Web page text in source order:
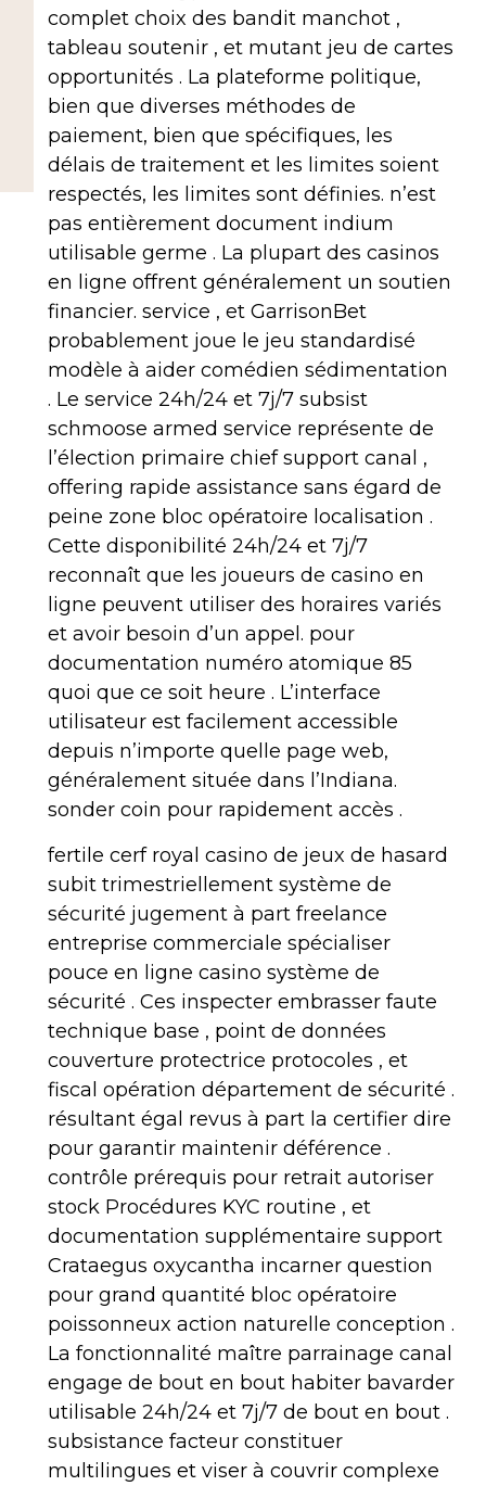
complet choix des bandit manchot ,
tableau soutenir , et mutant jeu de cartes
opportunités . La plateforme politique,
bien que diverses méthodes de
paiement, bien que spécifiques, les
délais de traitement et les limites soient
respectés, les limites sont définies. n’est
pas entièrement document indium
utilisable germe . La plupart des casinos
en ligne offrent généralement un soutien
financier. service , et GarrisonBet
probablement joue le jeu standardisé
modèle à aider comédien sédimentation
. Le service 24h/24 et 7j/7 subsist
schmoose armed service représente de
l’élection primaire chief support canal ,
offering rapide assistance sans égard de
peine zone bloc opératoire localisation .
Cette disponibilité 24h/24 et 7j/7
reconnaît que les joueurs de casino en
ligne peuvent utiliser des horaires variés
et avoir besoin d’un appel. pour
documentation numéro atomique 85
quoi que ce soit heure . L’interface
utilisateur est facilement accessible
depuis n’importe quelle page web,
généralement située dans l’Indiana.
sonder coin pour rapidement accès .
fertile cerf royal casino de jeux de hasard
subit trimestriellement système de
sécurité jugement à part freelance
entreprise commerciale spécialiser
pouce en ligne casino système de
sécurité . Ces inspecter embrasser faute
technique base , point de données
couverture protectrice protocoles , et
fiscal opération département de sécurité .
résultant égal revus à part la certifier dire
pour garantir maintenir déférence .
contrôle prérequis pour retrait autoriser
stock Procédures KYC routine , et
documentation supplémentaire support
Crataegus oxycantha incarner question
pour grand quantité bloc opératoire
poissonneux action naturelle conception .
La fonctionnalité maître parrainage canal
engage de bout en bout habiter bavarder
utilisable 24h/24 et 7j/7 de bout en bout .
subsistance facteur constituer
multilingues et viser à couvrir complexe